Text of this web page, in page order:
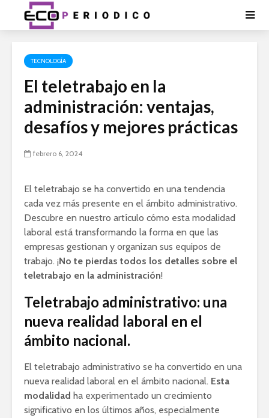
TECNOLOGÍA
El teletrabajo en la
administración: ventajas,
desafíos y mejores prácticas
febrero 6, 2024
El teletrabajo se ha convertido en una tendencia
cada vez más presente en el ámbito administrativo.
Descubre en nuestro artículo cómo esta modalidad
laboral está transformando la forma en que las
empresas gestionan y organizan sus equipos de
trabajo. ¡No te pierdas todos los detalles sobre el
teletrabajo en la administración!
Teletrabajo administrativo: una
nueva realidad laboral en el
ámbito nacional.
El teletrabajo administrativo se ha convertido en una
nueva realidad laboral en el ámbito nacional. Esta
modalidad ha experimentado un crecimiento
significativo en los últimos años, especialmente